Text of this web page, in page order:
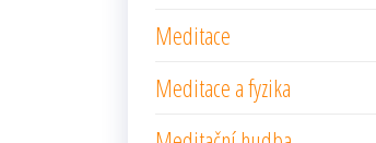
Meditace
Meditace a fyzika